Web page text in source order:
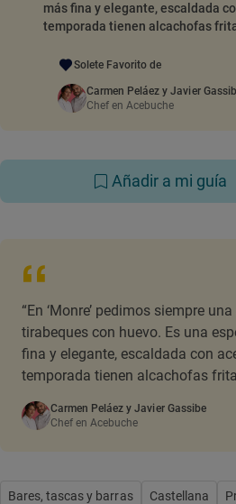
más fina y elegante, escaldada
temporada tienen alcachofas
Solete Favorito de
Carmen Peláez y Javier
Chef en Acebuche
Añadir a mi guía
“En ‘Monre’ pedimos siempre
tirabeques con huevo. Es una
fina y elegante, escaldada con
temporada tienen alcachofas
Carmen Peláez y Javier Gassibe
Chef en Acebuche
Bares, tascas y barras Castellana